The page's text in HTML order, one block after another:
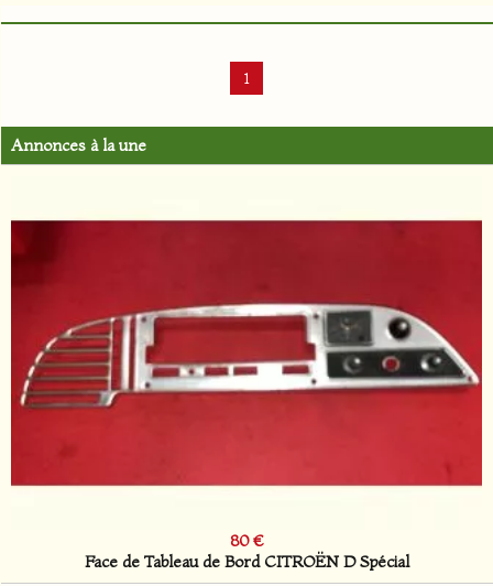
Annonces à la une
20 €
Bouchon de Réservoir CITROËN Ami 6
1